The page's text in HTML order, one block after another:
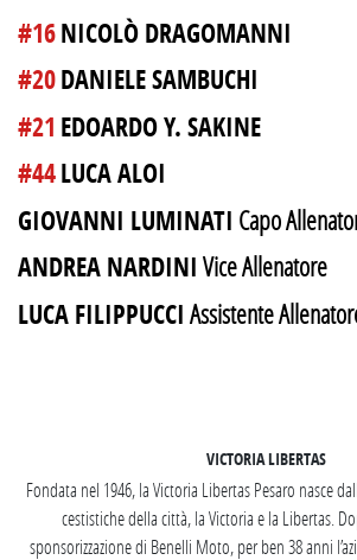
#16NICOLÒ DRAGOMANNI
#20DANIELE SAMBUCHI
#21 EDOARDO Y. SAKINE
#44LUCA ALOI
GIOVANNI LUMINATI Capo
ANDREA NARDINI Vice Allenatore
LUCA FILIPPUCCI Assistente
VICTORIA LIBERTAS
Fondata nel 1946, la Victoria Libertas Pesaro nasce
cestistiche della città, la Victoria e la Libertas.
sponsorizzazione di Benelli Moto, per ben 38 anni